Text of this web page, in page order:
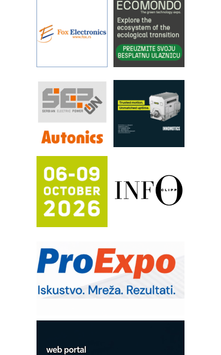
YAMADA pumpe – japanska
pouzdanost u transferu fluida
Filtration Group Industrial – Napredna
rešenja za filtraciju u hidrauličkim i
procesnim sistemima
Art Utopia Studio – vizuelne priče
RILINEX kompanije Rittal
FANUC: Najbolje za vašu pametnu
automatizaciju
Efikasno upravljanje energijom
Automatizacija pakovanja · Display
Proizvodnja iC7 Hybrid 1500 VDC
mrežnog pretvarača sa tečnim
hlađenjem
Potpuna efikasnost bez složenih
sistema
IB BLUMENAUER - više od 40 godina
poverenja u industriji
RMQ-TITAN ADVANCED INDICATOR
– Pametna signalizacija za efikasnije
upravljanje mašinama
EVOKS Maintenance Management